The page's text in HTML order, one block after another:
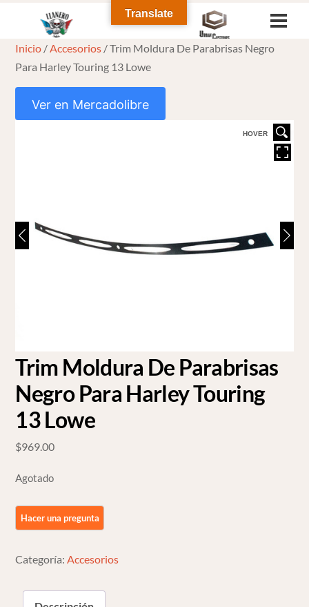
content
Inicio /Accesorios / Trim Moldura De Parabrisas Negro
Para Harley Touring 13 Lowe
Ver en Mercadolibre
HOVER
Trim Moldura De Parabrisas
Negro Para Harley Touring
13 Lowe
$969.00
Agotado
Categoría:Accesorios
Translate